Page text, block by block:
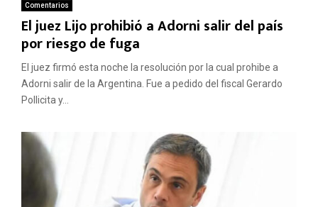
Comentarios
El juez Lijo prohibió a Adorni salir del país
por riesgo de fuga
El juez firmó esta noche la resolución por la cual prohibe a
Adorni salir de la Argentina. Fue a pedido del fiscal Gerardo
Pollicita y...